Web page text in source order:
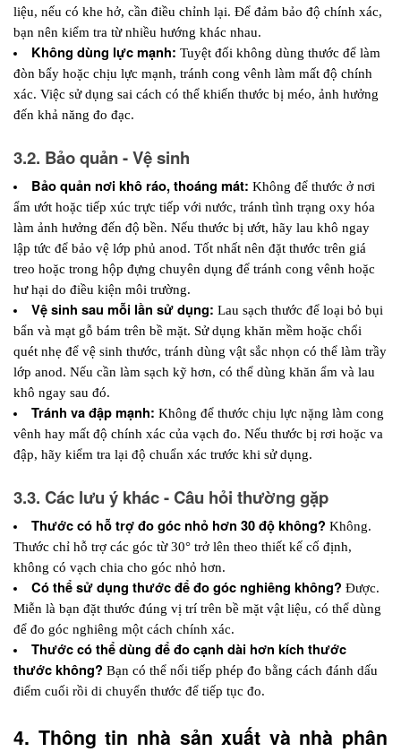
liệu, nếu có khe hở, cần điều chỉnh lại. Để đảm bảo độ chính xác,
bạn nên kiểm tra từ nhiều hướng khác nhau.
Không dùng lực mạnh: Tuyệt đối không dùng thước để làm
đòn bẩy hoặc chịu lực mạnh, tránh cong vênh làm mất độ chính
xác. Việc sử dụng sai cách có thể khiến thước bị méo, ảnh hưởng
đến khả năng đo đạc.
3.2. Bảo quản - Vệ sinh
Bảo quản nơi khô ráo, thoáng mát: Không để thước ở nơi
ẩm ướt hoặc tiếp xúc trực tiếp với nước, tránh tình trạng oxy hóa
làm ảnh hưởng đến độ bền. Nếu thước bị ướt, hãy lau khô ngay
lập tức để bảo vệ lớp phủ anod. Tốt nhất nên đặt thước trên giá
treo hoặc trong hộp đựng chuyên dụng để tránh cong vênh hoặc
hư hại do điều kiện môi trường.
Vệ sinh sau mỗi lần sử dụng: Lau sạch thước để loại bỏ bụi
bẩn và mạt gỗ bám trên bề mặt. Sử dụng khăn mềm hoặc chổi
quét nhẹ để vệ sinh thước, tránh dùng vật sắc nhọn có thể làm trầy
lớp anod. Nếu cần làm sạch kỹ hơn, có thể dùng khăn ẩm và lau
khô ngay sau đó.
Tránh va đập mạnh: Không để thước chịu lực nặng làm cong
vênh hay mất độ chính xác của vạch đo. Nếu thước bị rơi hoặc va
đập, hãy kiểm tra lại độ chuẩn xác trước khi sử dụng.
3.3. Các lưu ý khác - Câu hỏi thường gặp
Thước có hỗ trợ đo góc nhỏ hơn 30 độ không? Không.
Thước chỉ hỗ trợ các góc từ 30° trở lên theo thiết kế cố định,
không có vạch chia cho góc nhỏ hơn.
Có thể sử dụng thước để đo góc nghiêng không? Được.
Miễn là bạn đặt thước đúng vị trí trên bề mặt vật liệu, có thể dùng
để đo góc nghiêng một cách chính xác.
Thước có thể dùng để đo cạnh dài hơn kích thước
thước không? Bạn có thể nối tiếp phép đo bằng cách đánh dấu
điểm cuối rồi di chuyển thước để tiếp tục đo.
4. Thông tin nhà sản xuất và nhà phân